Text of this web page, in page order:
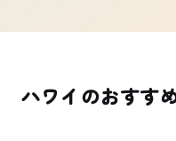
ハワイのおすす